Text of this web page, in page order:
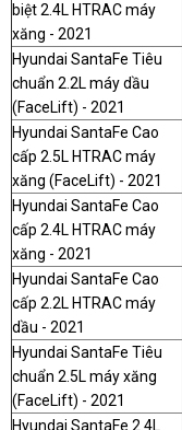
biệt 2.4L HTRAC máy
xăng - 2021
Hyundai SantaFe Tiêu
chuẩn 2.2L máy dầu
(FaceLift) - 2021
Hyundai SantaFe Cao
cấp 2.5L HTRAC máy
xăng (FaceLift) - 2021
Hyundai SantaFe Cao
cấp 2.4L HTRAC máy
xăng - 2021
Hyundai SantaFe Cao
cấp 2.2L HTRAC máy
dầu - 2021
Hyundai SantaFe Tiêu
chuẩn 2.5L máy xăng
(FaceLift) - 2021
Hyundai SantaFe 2.4L